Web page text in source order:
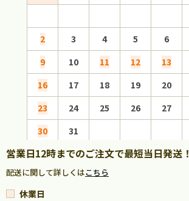
2
3 4 5 6
9
10 11 12 13
16
17 18 19 20
23
24 25 26 27
30
31
営業日12時までのご注文で最短当日発送！
配送に関して詳しくはこちら
休業日